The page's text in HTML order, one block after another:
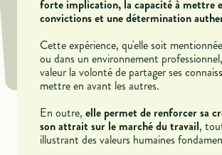
sont autant
franchir les étapes clés de leur parcours.
En partageant votre expérience, vous influencez
positivement la trajectoire d’un jeune
nouvelles opportunités et développant ses
compétences.
Accompagner un jeune améliore votre
flexibilité ainsi que vos capacités de
compétences précieuses pour votre propre
développement.
forte implication, la capacité à mettre
convictions et une détermination
Cette expérience, qu'elle soit
ou dans un environnement
valeur la volonté de partager ses
mettre en avant les autres.
En outre,elle permet de renforcer sa
son attrait sur le marché du travail,
illustrant des valeurs humaines